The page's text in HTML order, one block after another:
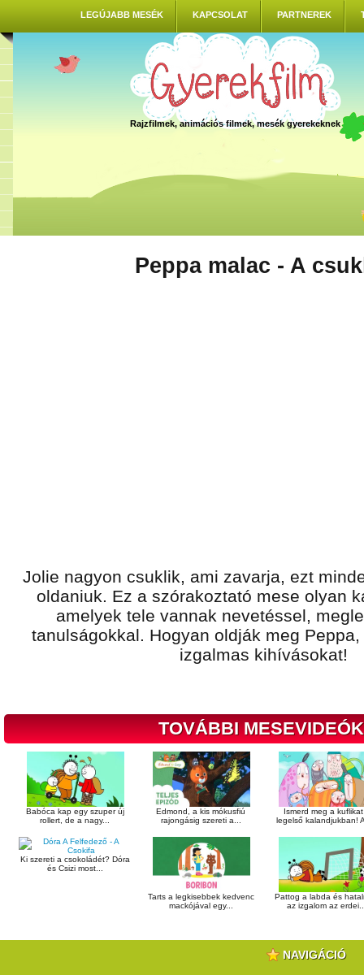
LEGÚJABB MESÉK KAPCSOLAT PARTNEREK
Rajzfilmek, animációs filmek, mesék gyerekeknek
Peppa malac - A
Jolie nagyon csuklik, ami zavarja, ezt
oldaniuk. Ez a szórakoztató mese olyan
amelyek tele vannak nevetéssel,
tanulságokkal. Hogyan oldják meg
izgalmas kihívásokat!
TOVÁBBI
Babóca kap egy szuper új
rollert, de a nagy...
Edmond, a kis mókusfiú
rajongásig szereti a...
Ismerd meg a
legelső kalandjukban!
Ki szereti a csokoládét? Dóra
és Csizi most...
Tarts a legkisebbek kedvenc
mackójával egy...
Pattog a labda és
az izgalom az
NAVIGÁCIÓ